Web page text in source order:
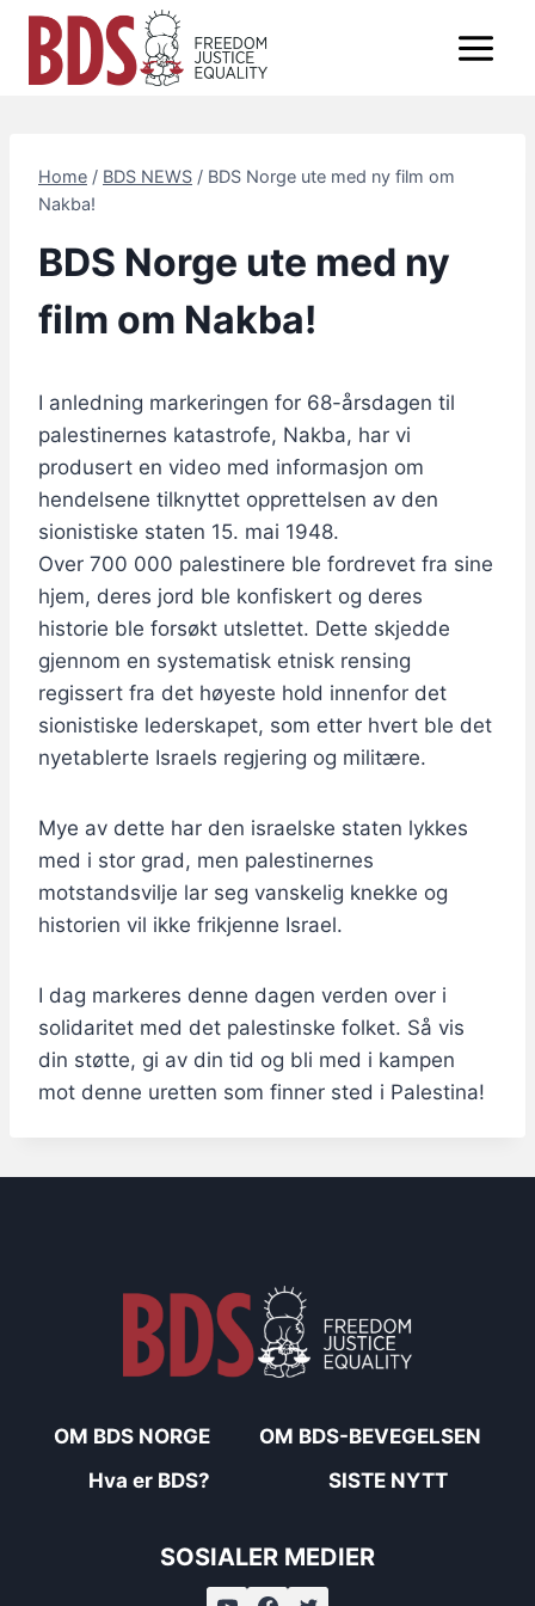
Skip
content
Home / BDS NEWS / BDS Norge ute med ny film om
Nakba!
BDS Norge ute med ny
film om Nakba!
I anledning markeringen for 68-årsdagen til
palestinernes katastrofe, Nakba, har vi
produsert en video med informasjon om
hendelsene tilknyttet opprettelsen av den
sionistiske staten 15. mai 1948.
Over 700 000 palestinere ble fordrevet fra sine
hjem, deres jord ble konfiskert og deres
historie ble forsøkt utslettet. Dette skjedde
gjennom en systematisk etnisk rensing
regissert fra det høyeste hold innenfor det
sionistiske lederskapet, som etter hvert ble det
nyetablerte Israels regjering og militære.
Mye av dette har den israelske staten lykkes
med i stor grad, men palestinernes
motstandsvilje lar seg vanskelig knekke og
historien vil ikke frikjenne Israel.
I dag markeres denne dagen verden over i
solidaritet med det palestinske folket. Så vis
din støtte, gi av din tid og bli med i kampen
mot denne uretten som finner sted i Palestina!
OM BDS NORGE
OM BDS-BEVEGELSEN
Hva er BDS?
SISTE NYTT
SOSIALER MEDIER